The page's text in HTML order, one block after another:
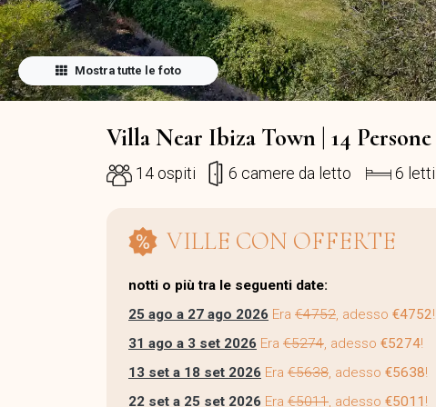
Mostra tutte le foto
Villa Near Ibiza Town | 14 Persone
14 ospiti 6 camere da letto 6 letti
VILLE CON OFFERTE
notti o più tra le seguenti date:
25 ago a 27 ago 2026 Era €4752, adesso €4752!
31 ago a 3 set 2026 Era €5274, adesso €5274!
13 set a 18 set 2026 Era €5638, adesso €5638!
22 set a 25 set 2026 Era €5011, adesso €5011 !